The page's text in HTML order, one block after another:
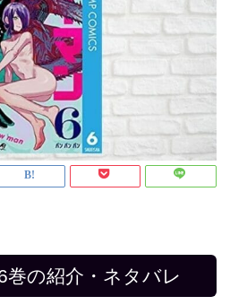
の紹介・ネタバレ